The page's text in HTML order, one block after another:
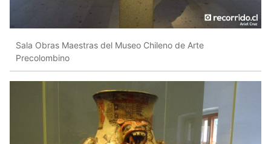
Sala Obras Maestras del Museo Chileno de Arte
Precolombino